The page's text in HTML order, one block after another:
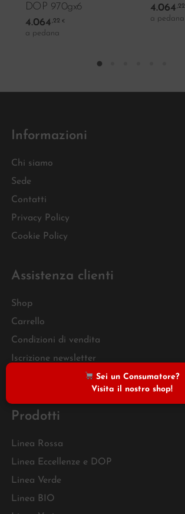
DOP 970gx6
4.064 ,22 €
a pedana
4.064 ,22
a pedana
Informazioni
Chi siamo
Sede
Contatti
Privacy Policy
Cookie Policy
Assistenza clienti
Shop
Carrello
Condizioni di vendita
Iscrizione newsletter
Prodotti
Linea Rossa
Linea Eccellenze e DOP
Linea Verde
Linea BIO
Sei un Consumatore?
Visita il nostro shop!